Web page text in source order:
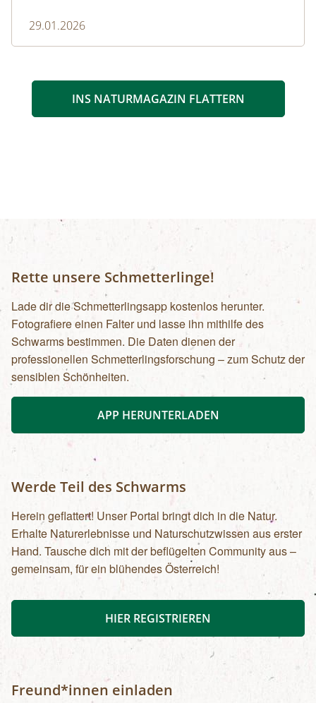
29.01.2026
INS NATURMAGAZIN FLATTERN
Rette unsere Schmetterlinge!
Lade dir die Schmetterlingsapp kostenlos herunter.
Fotografiere einen Falter und lasse ihn mithilfe des
Schwarms bestimmen. Die Daten dienen der
professionellen Schmetterlingsforschung – zum Schutz der
sensiblen Schönheiten.
APP HERUNTERLADEN
Werde Teil des Schwarms
Herein geflattert! Unser Portal bringt dich in die Natur.
Erhalte Naturerlebnisse und Naturschutzwissen aus erster
Hand. Tausche dich mit der beflügelten Community aus –
gemeinsam, für ein blühendes Österreich!
HIER REGISTRIEREN
Freund*innen einladen